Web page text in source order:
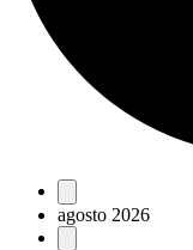
Eventos
agosto 2026